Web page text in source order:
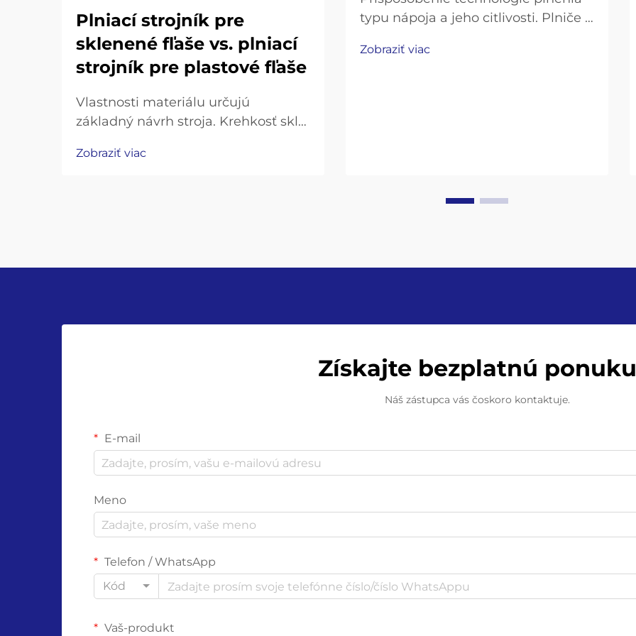
Plniací strojník pre
sklenené fľaše vs. plniací
strojník pre plastové fľaše
Vlastnosti materiálu určujú
základný návrh stroja. Krehkosť skla
stroje na plnenie sklenených fliaš
Zobraziť viac
typu nápoja a jeho citlivosti. Plniče s
pivo. Uhličité nápoje, ako sú
Zobraziť viac
Získajte bezplatnú ponuku
Náš zástupca vás čoskoro kontaktuje.
E-mail
Meno
Telefon / WhatsApp
Kód
Vaš-produkt